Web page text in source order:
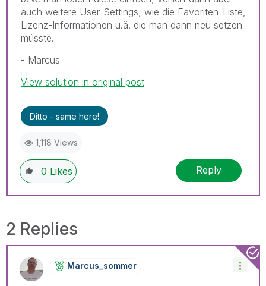
auch weitere User-Settings, wie die Favoriten-Liste,
Lizenz-Informationen u.ä. die man dann neu setzen
müsste.
- Marcus
View solution in original post
Ditto - same here!
1,118 Views
0 Likes Reply
2 Replies
Marcus_sommer